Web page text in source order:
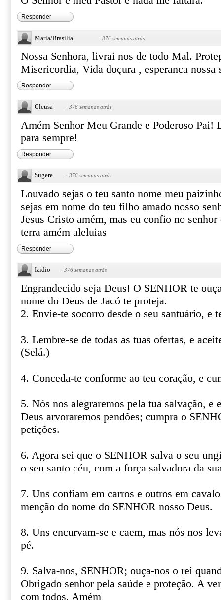
Responder
Maria/Brasilia · 376 semanas atrás
Nossa Senhora, livrai nos de todo Mal.
Misericordia, Vida doçura , esperanca nossa
Responder
Cleusa · 376 semanas atrás
Amém Senhor Meu Grande e Poderoso Pai!
para sempre!
Responder
Sugere · 376 semanas atrás
Louvado sejas o teu santo nome meu
sejas em nome do teu filho amado nosso
Jesus Cristo amém, mas eu confio no senhor
terra amém aleluias
Responder
Izidio · 376 semanas atrás
Engrandecido seja Deus! O SENHOR te
nome do Deus de Jacó te proteja.
2. Envie-te socorro desde o seu santuário, e
3. Lembre-se de todas as tuas ofertas, e
(Selá.)
4. Conceda-te conforme ao teu coração, e
5. Nós nos alegraremos pela tua salvação, e
Deus arvoraremos pendões; cumpra o
petições.
6. Agora sei que o SENHOR salva o seu
o seu santo céu, com a força salvadora da
7. Uns confiam em carros e outros em
menção do nome do SENHOR nosso Deus.
8. Uns encurvam-se e caem, mas nós nos
pé.
9. Salva-nos, SENHOR; ouça-nos o rei
Obrigado senhor pela saúde e proteção. A
com todos. Amém